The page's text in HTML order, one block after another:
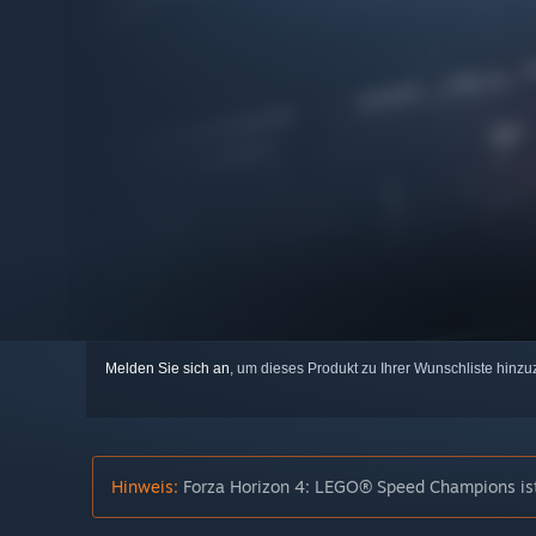
Melden Sie sich an, um dieses Produkt zu Ihrer Wunschliste
Hinweis: Forza Horizon 4: LEGO® Speed Champions